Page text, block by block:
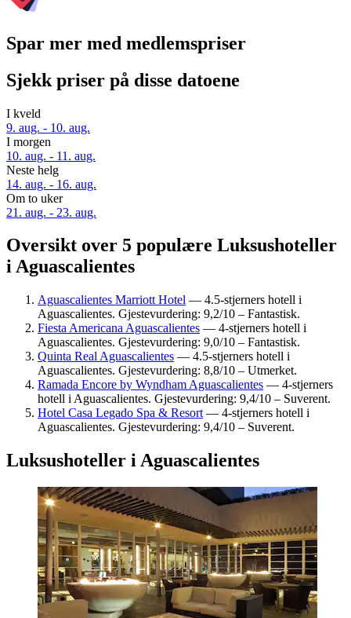
Spar mer med medlemspriser
Sjekk priser på disse datoene
I kveld
9. aug. - 10. aug.
I morgen
10. aug. - 11. aug.
Neste helg
14. aug. - 16. aug.
Om to uker
21. aug. - 23. aug.
Oversikt over 5 populære Luksushoteller
i Aguascalientes
Aguascalientes Marriott Hotel — 4.5-stjerners hotell i
Aguascalientes. Gjestevurdering: 9,2/10 – Fantastisk.
Fiesta Americana Aguascalientes — 4-stjerners hotell i
Aguascalientes. Gjestevurdering: 9,0/10 – Fantastisk.
Quinta Real Aguascalientes — 4.5-stjerners hotell i
Aguascalientes. Gjestevurdering: 8,8/10 – Utmerket.
Ramada Encore by Wyndham Aguascalientes — 4-stjerners
hotell i Aguascalientes. Gjestevurdering: 9,4/10 – Suverent.
Hotel Casa Legado Spa & Resort — 4-stjerners hotell i
Aguascalientes. Gjestevurdering: 9,4/10 – Suverent.
Luksushoteller i Aguascalientes